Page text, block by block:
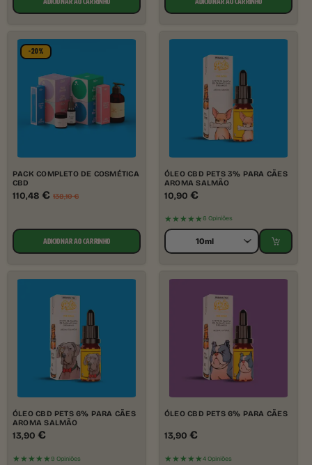
-20%
PACK COMPLETO DE COSMÉTICA
CBD
110,48 € 138,10€
ADICIONAR AO CARRINHO
ÓLEO CBD PETS 3% PARA CÃES
AROMA SALMÃO
10,90 €
★★★★★6 Opiniões
ÓLEO CBD PETS 6% PARA CÃES
AROMA SALMÃO
13,90 €
★★★★★9 Opiniões
ÓLEO CBD PETS 6% PARA CÃES
13,90 €
★★★★★4 Opiniões